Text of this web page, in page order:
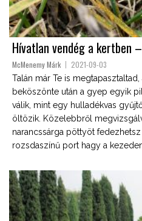
Hívatlan vendég a kertben
McMenemy Márk 2021-09-03
Talán már Te is
beköszönte után a gyep egyik
válik, mint egy hulladékvas
öltözik. Közelebbről
narancssárga pöttyöt
rozsdaszínű port hagy a